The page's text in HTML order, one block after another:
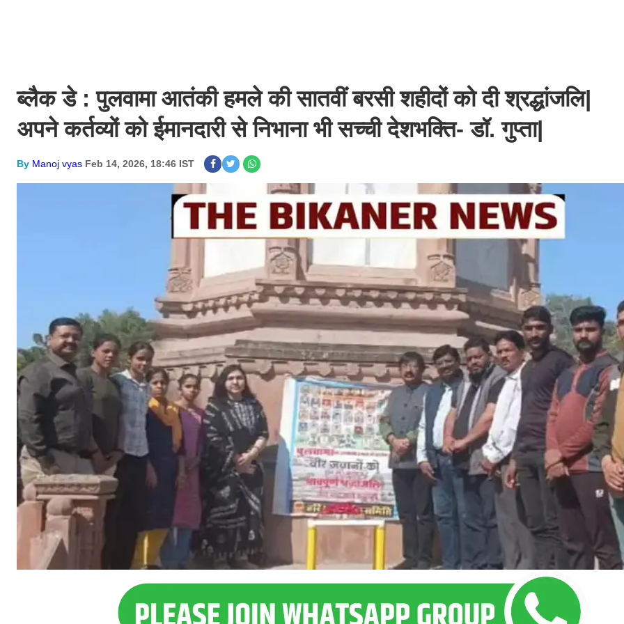
ब्लैक डे : पुलवामा आतंकी हमले की सातवीं बरसी शहीदों को दी श्रद्धांजलि|
अपने कर्तव्यों को ईमानदारी से निभाना भी सच्ची देशभक्ति- डॉ. गुप्ता|
By Manoj vyas Feb 14, 2026, 18:46 IST